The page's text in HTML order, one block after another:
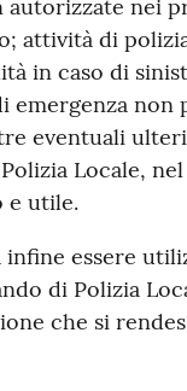
autorizzate nei
attività di
in caso di
emergenza non
eventuali
Locale,
e utile.
infine essere
di Polizia
che si